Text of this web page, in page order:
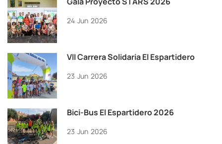
24 Jun 2026
VII Carrera Solidaria El Espartidero
23 Jun 2026
Bici-Bus El Espartidero 2026
23 Jun 2026